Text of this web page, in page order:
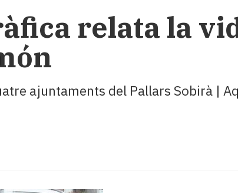
relata la
ajuntaments del Pallars Sobirà |